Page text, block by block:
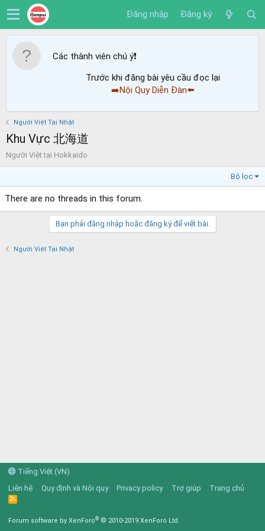
Đăng nhập Đăng ký
Các thành viên chú ý❗️
Trước khi đăng bài yêu cầu đọc lại
➡️Nội Quy Diễn Đàn⬅️
Người Việt Tại Nhật
Khu Vực 北海道
Người Việt tại Hokkaido
Bộ lọc
There are no threads in this forum.
Bạn phải đăng nhập hoặc đăng ký để viết bài.
Người Việt Tại Nhật
Tiếng Việt (VN)
Liên hệ
Quy định và Nội quy Privacy policy Trợ giúp Trang chủ
R
S
Forum software by XenForo® © 2010-2019 XenForo Ltd.